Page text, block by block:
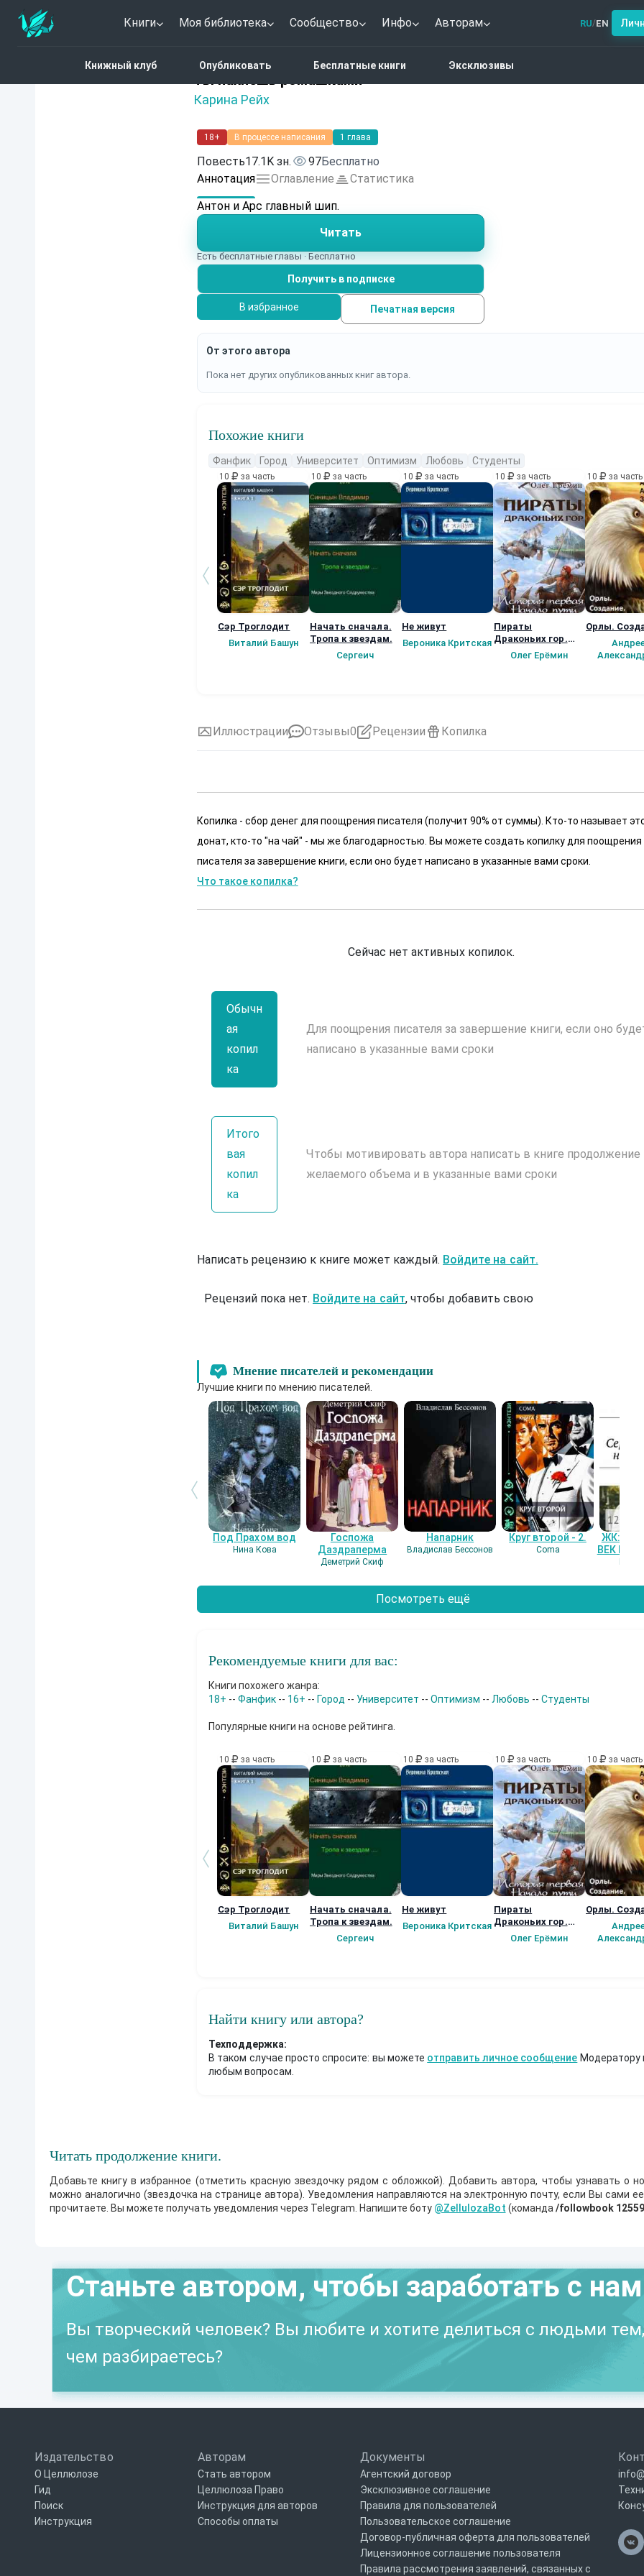
Книги Моя библиотека Сообщество Инфо Авторам RU/EN
Книжный клуб Опубликовать Бесплатные книги Эксклюзивы
Ты пахнешь ромашками
Карина Рейх
Нет оценок
18+ В процессе написания 1 глава
Повесть17.1K зн. 97Бесплатно
Аннотация
Оглавление
Статистика
Антон и Арс главный шип.
Читать
Есть бесплатные главы · Бесплатно
Получить в подписке
В избранное Печатная версия
От этого автора
Пока нет других опубликованных книг автора.
Похожие книги
Фанфик Город Университет Оптимизм Любовь Студенты
10 за часть
Сэр Троглодит
Виталий Башун
10 за часть
Начать сначала.
Тропа к звездам.
Сергеич
10 за часть
Не живут
Вероника Критская
10 за часть
Пираты
Драконьих гор.
История первая.
Начало пути.
Олег Ерёмин
10 за часть
Орлы.
Иллюстрации Отзывы0 Рецензии Копилка
Копилка - сбор денег для поощрения писателя (получит 90% от суммы). Кто-то называет
донат, кто-то "на чай" - мы же благодарностью. Вы можете создать копилку для поощрения
писателя за завершение книги, если оно будет написано в указанные вами сроки.
Что такое копилка?
Сейчас нет активных копилок.
Обычн
ая
копил
ка
Для поощрения писателя за завершение книги, если оно
написано в указанные вами сроки
Итого
вая
копил
ка
Чтобы мотивировать автора написать в книге продолжение
желаемого объема и в указанные вами сроки
Написать рецензию к книге может каждый. Войдите на сайт.
Рецензий пока нет. Войдите на сайт, чтобы добавить свою
Мнение писателей и рекомендации
Лучшие книги по мнению писателей.
Под Прахом вод
Нина Кова
Госпожа
Даздраперма
Деметрий Скиф
Напарник
Владислав Бессонов
Круг второй - 2.
Coma
ЖК:
ВЕК
Посмотреть ещё
Рекомендуемые книги для вас:
Книги похожего жанра:
18+ -- Фанфик -- 16+ -- Город -- Университет -- Оптимизм -- Любовь -- Студенты
Популярные книги на основе рейтинга.
10 за часть
Сэр Троглодит
Виталий Башун
10 за часть
Начать сначала.
Тропа к звездам.
Сергеич
10 за часть
Не живут
Вероника Критская
10 за часть
Пираты
Драконьих гор.
История первая.
Начало пути.
Олег Ерёмин
10 за часть
Орлы.
Найти книгу или автора?
Техподдержка:
В таком случае просто спросите: вы можете отправить личное сообщение Модератору
любым вопросам.
Читать продолжение книги.
Добавьте книгу в избранное (отметить красную звездочку рядом с обложкой). Добавить автора, чтобы узнавать о
можно аналогично (звездочка на странице автора). Уведомления направляются на электронную почту, если Вы сами
прочитаете. Вы можете получать уведомления через Telegram. Напишите боту @ZellulozaBot (команда /followbook 12559
Станьте автором, чтобы заработать с
Вы творческий человек? Вы любите и хотите делиться с людьми
чем разбираетесь?
Издательство
О Целлюлозе
Гид
Поиск
Инструкция
Авторам
Стать автором
Целлюлоза Право
Инструкция для авторов
Способы оплаты
Документы
Агентский договор
Эксклюзивное соглашение
Правила для пользователей
Пользовательское соглашение
Договор-публичная оферта для пользователей
Лицензионное соглашение пользователя
Правила рассмотрения заявлений, связанных с